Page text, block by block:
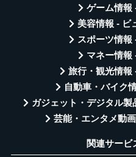
ゲーム情報
美容情報 - ビ
スポーツ情報
マネー情報
旅行・観光情報
自動車・バイク
ガジェット・デジタル製
芸能・エンタメ動
関連サービ